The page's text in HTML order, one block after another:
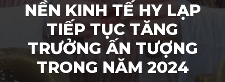
NỀN KINH TẾ HY LẠP
TIẾP TỤC TĂNG
TRƯỞNG ẤN TƯỢNG
TRONG NĂM 2024